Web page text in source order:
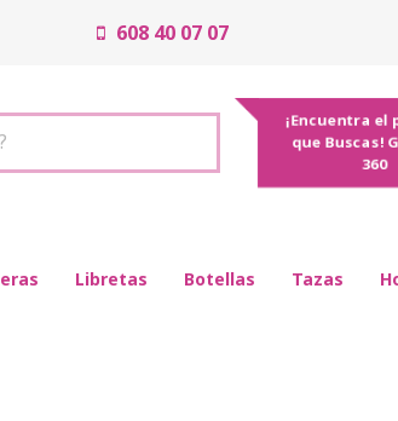
608 40 07 07
¡Encuentra el
que Buscas!
360
Libretas Botellas Tazas